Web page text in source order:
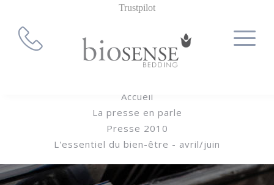
Trustpilot
Accueil
La presse en parle
Presse 2010
L'essentiel du bien-être - avril/juin